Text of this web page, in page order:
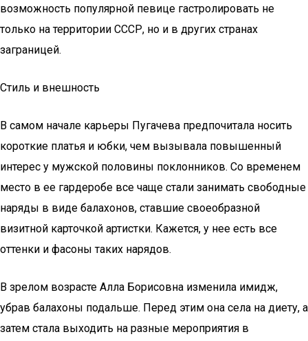
возможность популярной певице гастролировать не
только на территории СССР, но и в других странах
заграницей.
Стиль и внешность
В самом начале карьеры Пугачева предпочитала носить
короткие платья и юбки, чем вызывала повышенный
интерес у мужской половины поклонников. Со временем
место в ее гардеробе все чаще стали занимать свободные
наряды в виде балахонов, ставшие своеобразной
визитной карточкой артистки. Кажется, у нее есть все
оттенки и фасоны таких нарядов.
В зрелом возрасте Алла Борисовна изменила имидж,
убрав балахоны подальше. Перед этим она села на диету, а
затем стала выходить на разные мероприятия в